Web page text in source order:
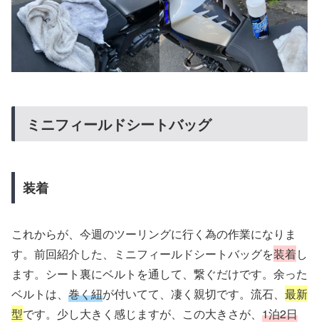
ミニフィールドシートバッグ
装着
これからが、今週のツーリングに行く為の作業になりま
す。前回紹介した、ミニフィールドシートバッグを装着し
ます。シート裏にベルトを通して、繋ぐだけです。余った
ベルトは、 巻く紐が付いてて、凄く親切です。流石、 最新
型です。少し大きく感じますが、この大きさが、 1泊2日